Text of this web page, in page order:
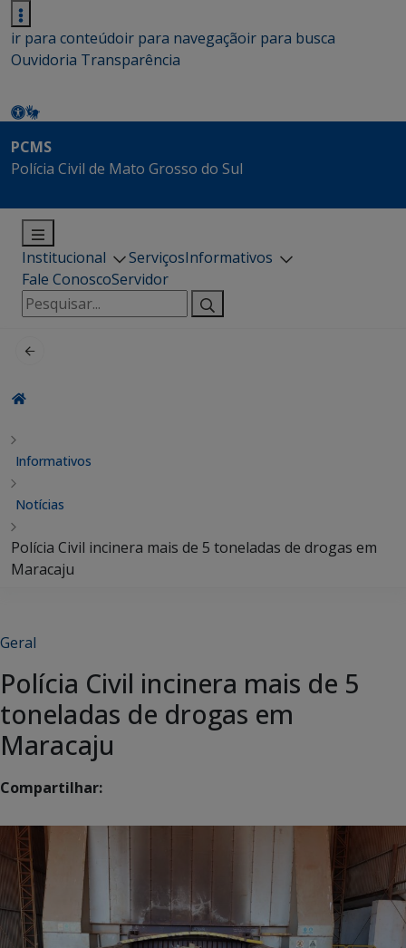
ir para conteúdoir para navegaçãoir para busca
Ouvidoria Transparência
PCMS
Polícia Civil de Mato Grosso do Sul
Institucional ServiçosInformativos
Fale ConoscoServidor
Pesquisar
por:
Informativos
Notícias
Polícia Civil incinera mais de 5 toneladas de drogas em
Maracaju
Geral
Polícia Civil incinera mais de 5
toneladas de drogas em
Maracaju
Compartilhar: